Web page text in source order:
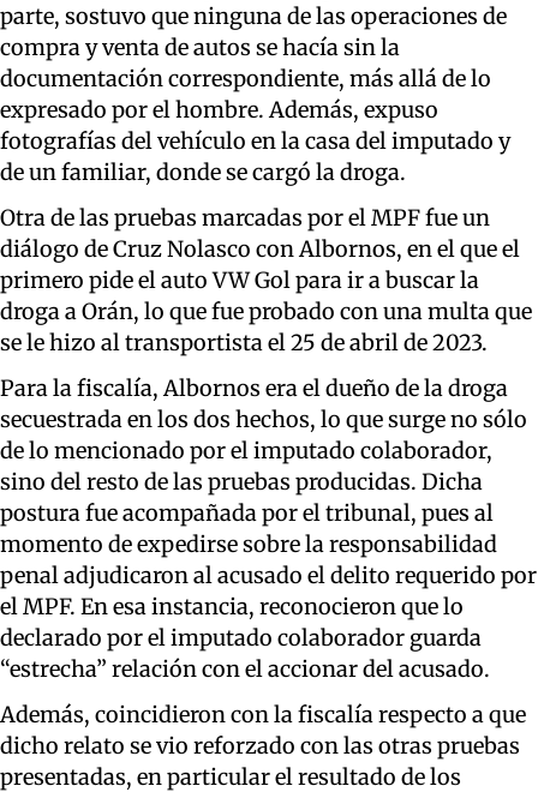
parte, sostuvo que ninguna de las operaciones de
compra y venta de autos se hacía sin la
documentación correspondiente, más allá de lo
expresado por el hombre. Además, expuso
fotografías del vehículo en la casa del imputado y
de un familiar, donde se cargó la droga.
Otra de las pruebas marcadas por el MPF fue un
diálogo de Cruz Nolasco con Albornos, en el que el
primero pide el auto VW Gol para ir a buscar la
droga a Orán, lo que fue probado con una multa que
se le hizo al transportista el 25 de abril de 2023.
Para la fiscalía, Albornos era el dueño de la droga
secuestrada en los dos hechos, lo que surge no sólo
de lo mencionado por el imputado colaborador,
sino del resto de las pruebas producidas. Dicha
postura fue acompañada por el tribunal, pues al
momento de expedirse sobre la responsabilidad
penal adjudicaron al acusado el delito requerido por
el MPF. En esa instancia, reconocieron que lo
declarado por el imputado colaborador guarda
“estrecha” relación con el accionar del acusado.
Además, coincidieron con la fiscalía respecto a que
dicho relato se vio reforzado con las otras pruebas
presentadas, en particular el resultado de los